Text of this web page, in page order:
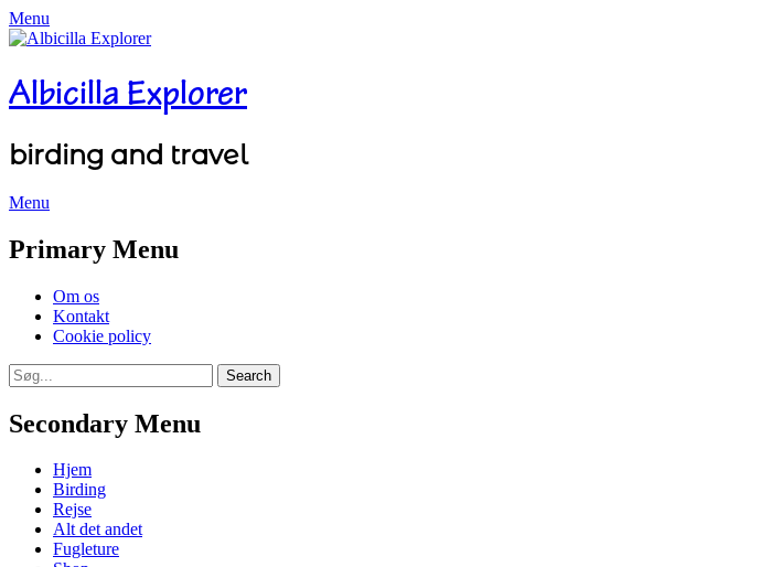
Menu
Albicilla Explorer
birding and travel
Menu
Primary Menu
Skip
content
Om os
Kontakt
Cookie policy
Search
Search
for:
Secondary Menu
Skip
content
Hjem
Birding
Rejse
Alt det andet
Fugleture